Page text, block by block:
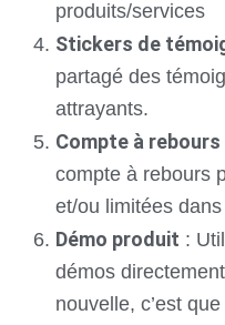
produits/services
Stickers de
partagé des
attrayants.
Compte à rebours
compte à rebours
et/ou limitées
Démo produit :
démos
nouvelle, c’est